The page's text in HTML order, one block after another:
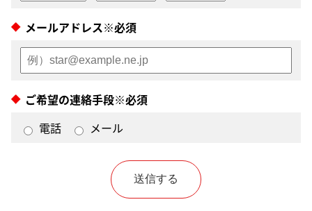
メールアドレス※必須
ご希望の連絡手段※必須
電話
メール